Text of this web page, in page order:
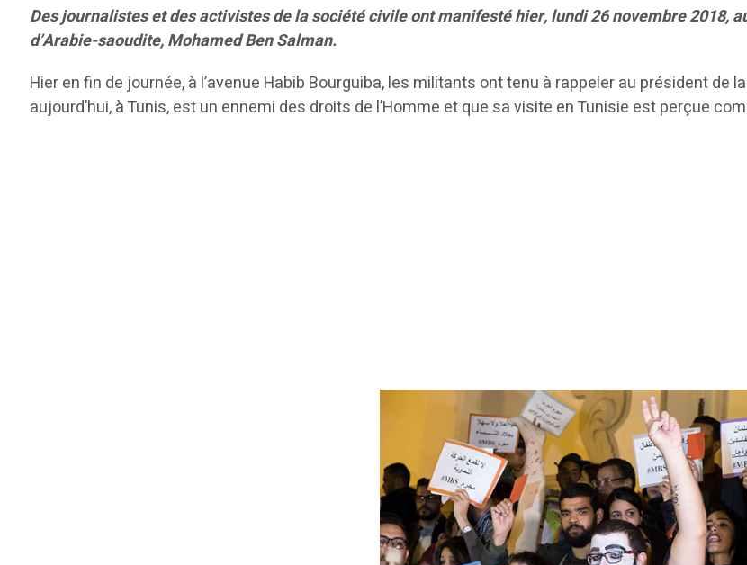
Des journalistes et des activistes de la société civile ont manifesté hier, lundi 26 novembre 2018,
d’Arabie-saoudite, Mohamed Ben Salman.
Hier en fin de journée, à l’avenue Habib Bourguiba, les militants ont tenu à rappeler au président de
aujourd’hui, à Tunis, est un ennemi des droits de l’Homme et que sa visite en Tunisie est perçue